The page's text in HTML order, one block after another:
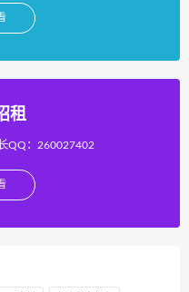
租
QQ：260027402